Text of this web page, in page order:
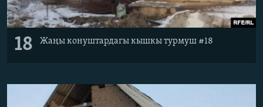
18 Жаңы конуштардагы кышкы турмуш #18